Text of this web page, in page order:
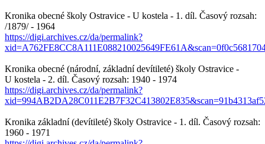
Kronika obecné školy Ostravice - U kostela - 1. díl. Časový rozsah:
/1879/ - 1964
https://digi.archives.cz/da/permalink?
Kronika obecné (národní, základní devítileté) školy Ostravice -
U kostela - 2. díl. Časový rozsah: 1940 - 1974
https://digi.archives.cz/da/permalink?
Kronika základní (devítileté) školy Ostravice - 1. díl. Časový rozsah:
1960 - 1971